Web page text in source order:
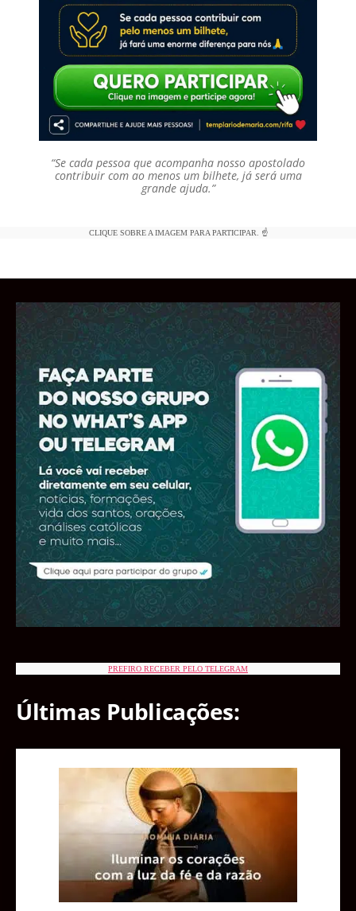
“Se cada pessoa que acompanha nosso apostolado
contribuir com ao menos um bilhete, já será uma
grande ajuda.”
CLIQUE SOBRE A IMAGEM PARA PARTICIPAR. ☝️
PREFIRO RECEBER PELO TELEGRAM
Últimas Publicações: